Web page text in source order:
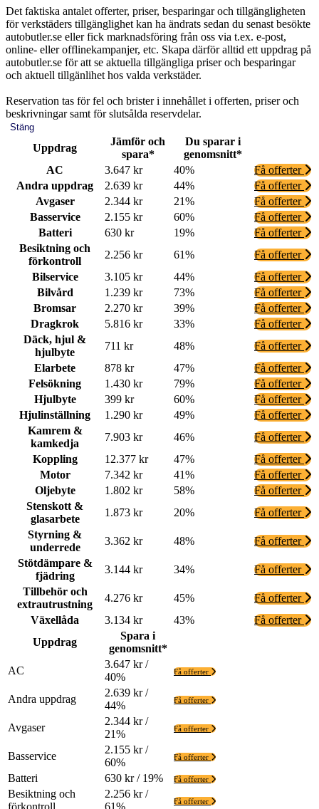
Det faktiska antalet offerter, priser, besparingar och tillgängligheten
för verkstäders tillgänglighet kan ha ändrats sedan du senast besökte
autobutler.se eller fick marknadsföring från oss via t.ex. e-post,
online- eller offlinekampanjer, etc. Skapa därför alltid ett uppdrag på
autobutler.se för att se aktuella tillgängliga priser och besparingar
och aktuell tillgänlihet hos valda verkstäder.
Reservation tas för fel och brister i innehållet i offerten, priser och
beskrivningar samt för slutsålda reservdelar.
Stäng
Uppdrag
Jämför och
spara*
Du sparar i
genomsnitt*
AC
3.647 kr 40%
Få offerter
Andra uppdrag
2.639 kr 44%
Få offerter
Avgaser
2.344 kr 21%
Få offerter
Basservice
2.155 kr 60%
Få offerter
Batteri
630 kr 19%
Få offerter
Besiktning och
förkontroll
2.256 kr 61%
Få offerter
Bilservice
3.105 kr 44%
Få offerter
Bilvård
1.239 kr 73%
Få offerter
Bromsar
2.270 kr 39%
Få offerter
Dragkrok
5.816 kr 33%
Få offerter
Däck, hjul &
hjulbyte
711 kr 48%
Få offerter
Elarbete
878 kr 47%
Få offerter
Felsökning
1.430 kr 79%
Få offerter
Hjulbyte
399 kr 60%
Få offerter
Hjulinställning
1.290 kr 49%
Få offerter
Kamrem &
kamkedja
7.903 kr 46%
Få offerter
Koppling
12.377 kr 47%
Få offerter
Motor
7.342 kr 41%
Få offerter
Oljebyte
1.802 kr 58%
Få offerter
Stenskott &
glasarbete
1.873 kr 20%
Få offerter
Styrning &
underrede
3.362 kr 48%
Få offerter
Stötdämpare &
fjädring
3.144 kr 34%
Få offerter
Tillbehör och
extrautrustning
4.276 kr 45%
Få offerter
Växellåda
3.134 kr 43%
Få offerter
Uppdrag
Spara i
genomsnitt*
AC
3.647 kr /
40%
Få offerter
Andra uppdrag
2.639 kr /
44%
Få offerter
Avgaser
2.344 kr /
21%
Få offerter
Basservice
2.155 kr /
60%
Få offerter
Batteri 630 kr / 19% Få offerter
Besiktning och
förkontroll
2.256 kr /
61%
Få offerter